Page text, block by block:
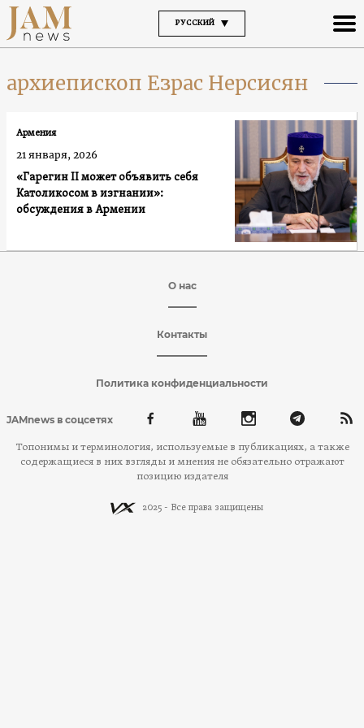
РУССКИЙ
архиепископ Езрас Нерсисян
«Гарегин II может объявить себя
Католикосом в изгнании»:
обсуждения в Армении
Армения
21 января, 2026
О нас
Контакты
Политика конфиденциальности
JAMnews в соцсетях
Топонимы и терминология, используемые в публикациях, а также
содержащиеся в них взгляды и мнения не обязательно отражают
позицию издателя
2025 - Все права защищены